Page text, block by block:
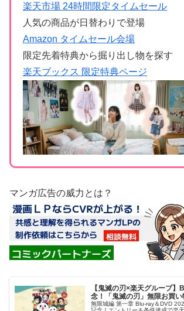
楽天市場 24時間限定タイムセール
人気の商品が日替わりで登場
Amazon タイムセール会場
限定先着特典から掘り出し物を探す
楽天ブックス 限定特典ページ
マンガ広告の威力とは？
【鬼滅の刃×楽天グループ
念！「鬼滅の刃」無限お買い
無限城編 第一章 Blu-ray＆DVD